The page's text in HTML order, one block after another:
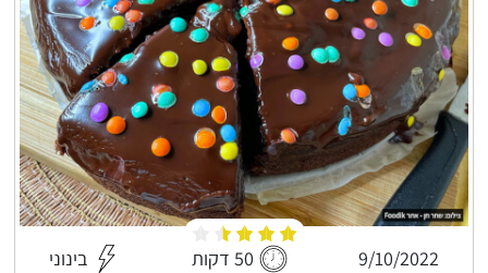
9/10/2022 50 דקות בינוני